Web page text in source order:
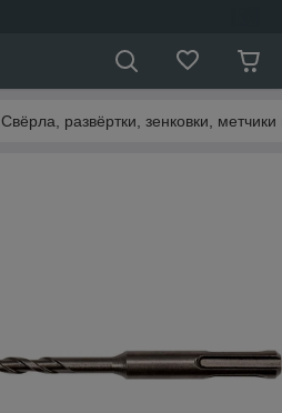
Свёрла, развёртки, зенковки,